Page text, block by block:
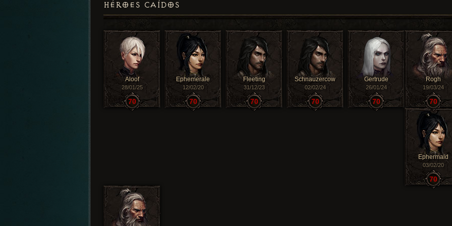
HÉROES CAÍDOS
Aloof
28/01/25
70
Ephemerale
12/02/20
70
Fleeting
31/12/23
70
Schnauzercow
02/02/24
70
Gertrude
26/01/24
70
Rogh
19/03/24
70
Ephermald
03/02/20
70